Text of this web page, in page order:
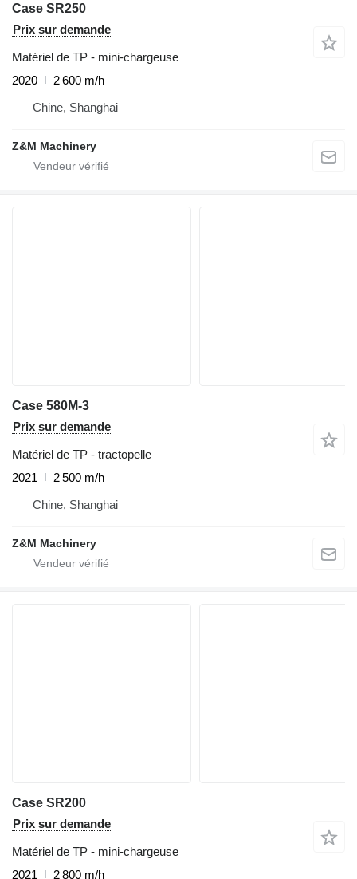
Case SR250
Prix sur demande
Matériel de TP - mini-chargeuse
2020
2 600 m/h
Chine, Shanghai
Z&M Machinery
Case 580M-3
Prix sur demande
Matériel de TP - tractopelle
2021
2 500 m/h
Chine, Shanghai
Z&M Machinery
Case SR200
Prix sur demande
Matériel de TP - mini-chargeuse
2021
2 800 m/h